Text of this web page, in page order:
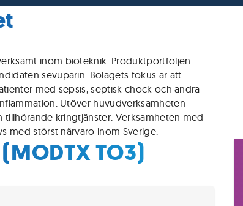
inom bioteknik. Produktportföljen
sevuparin. Bolagets fokus är att
med sepsis, septisk chock och andra
Utöver huvudverksamheten
tillhörande kringtjänster. Verksamheten med
med störst närvaro inom Sverige.
TO3)